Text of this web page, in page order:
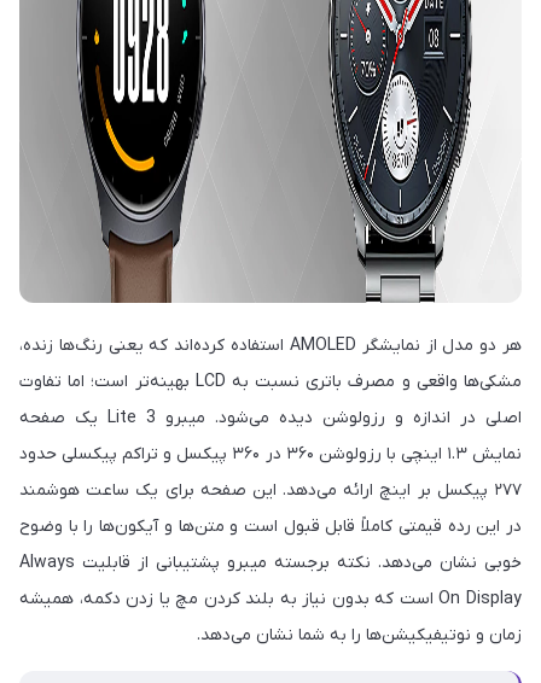
هر دو مدل از نمایشگر AMOLED استفاده کرده‌اند که یعنی رنگ‌ها زنده،
مشکی‌ها واقعی و مصرف باتری نسبت به LCD بهینه‌تر است؛ اما تفاوت
اصلی در اندازه و رزولوشن دیده می‌شود. میبرو Lite 3 یک صفحه
نمایش ۱.۳ اینچی با رزولوشن ۳۶۰ در ۳۶۰ پیکسل و تراکم پیکسلی حدود
۲۷۷ پیکسل بر اینچ ارائه می‌دهد. این صفحه برای یک ساعت هوشمند
در این رده قیمتی کاملاً قابل قبول است و متن‌ها و آیکون‌ها را با وضوح
خوبی نشان می‌دهد. نکته برجسته میبرو پشتیبانی از قابلیت Always
On Display است که بدون نیاز به بلند کردن مچ یا زدن دکمه، همیشه
زمان و نوتیفیکیشن‌ها را به شما نشان می‌دهد.